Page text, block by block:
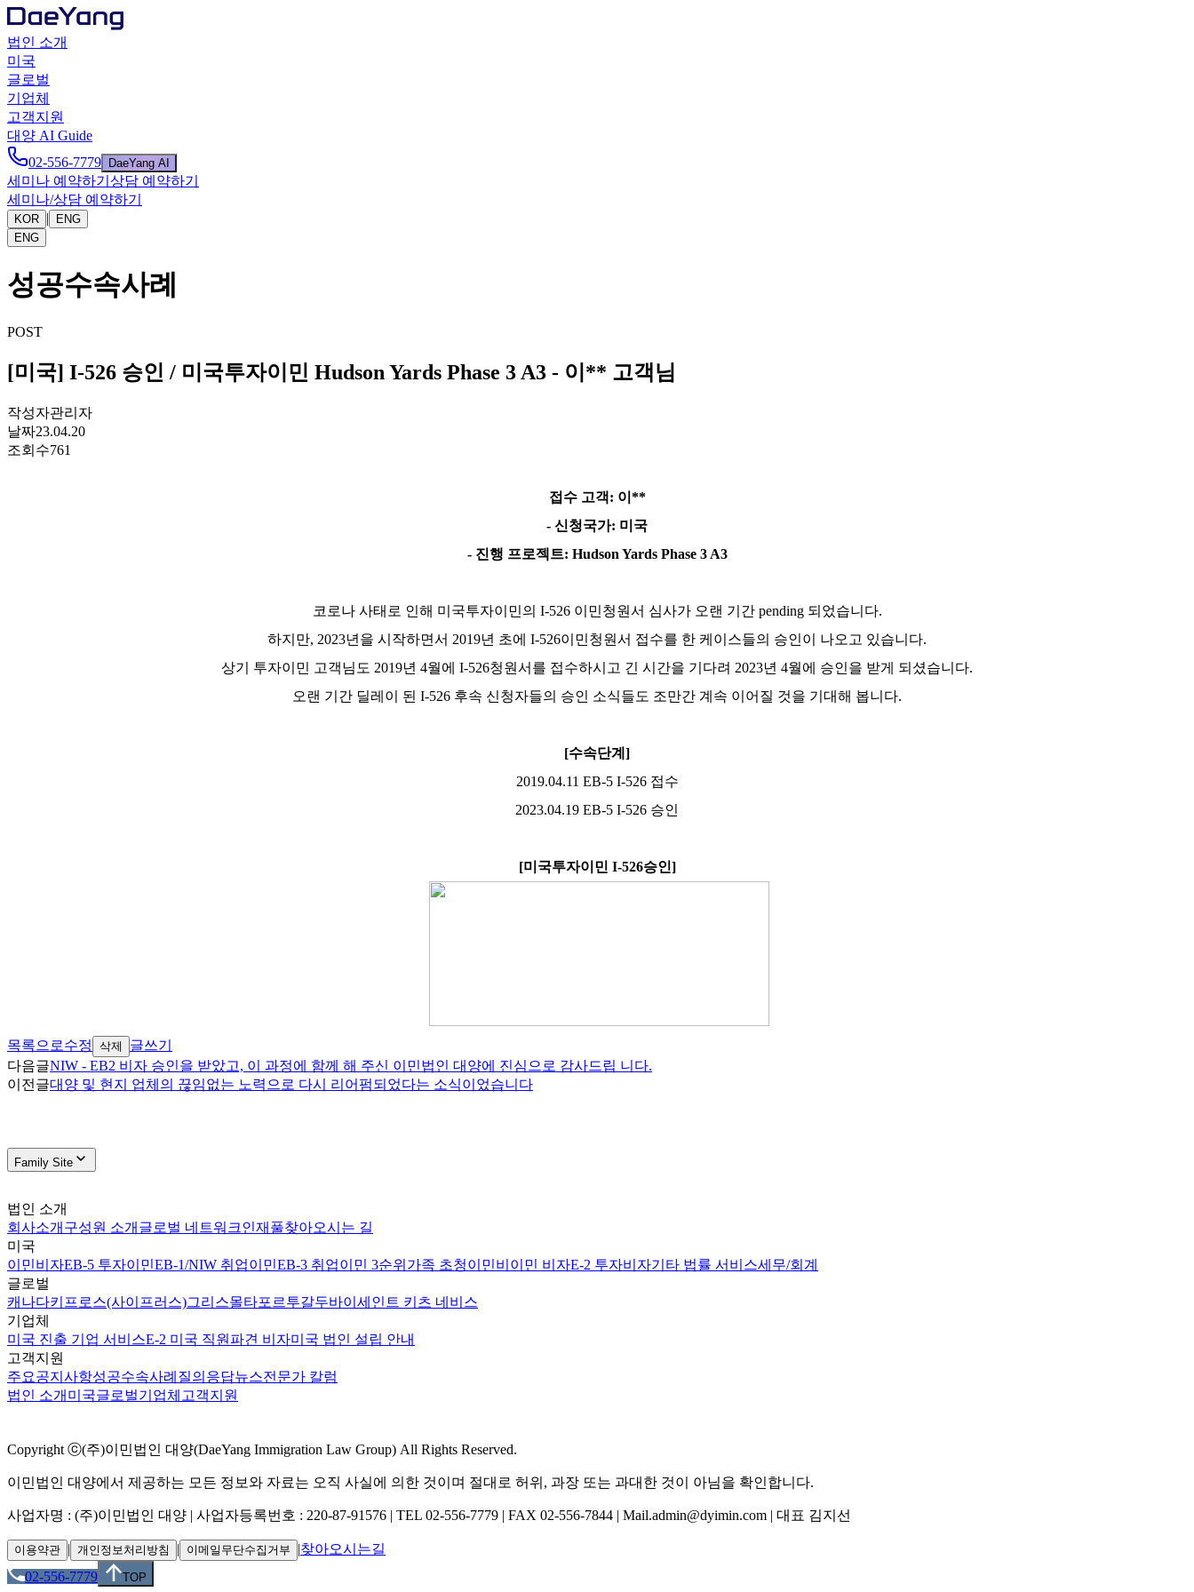
법인 소개
미국
글로벌
기업체
고객지원
대양 AI Guide
02-556-7779
DaeYang AI
세미나 예약하기 상담 예약하기
세미나/상담 예약하기
KOR |
ENG
ENG
성공수속사례
POST
[미국] I-526 승인 / 미국투자이민 Hudson Yards Phase 3 A3 - 이** 고객님
작성자관리자
날짜23.04.20
조회수761
접수 고객: 이 **
- 신청국가: 미국
- 진행 프로젝트: Hudson Yards Phase 3 A3
코로나 사태로 인해 미국투자이민의 I-526 이민청원서 심사가 오랜 기간pending 되었습니다.
하지만, 2023년을 시작하면서 2019년 초에 I-526이민청원서 접수를 한 케이스들의 승인이 나오고 있습니다.
상기 투자이민 고객님도 2019년 4월에 I-526청원서를 접수하시고 긴 시간을 기다려 2023년 4월에 승인을 받게 되셨습니다.
오랜 기간 딜레이 된 I-526 후속 신청자들의 승인 소식들도 조만간 계속 이어질 것을 기대해 봅니다.
[수속단계 ]
2019.04.11 EB-5 I-526 접수
2023.04.19 EB-5 I-526 승인
[미국투자이민 I-526승인]
목록으로수정 삭제
글쓰기
다음글NIW - EB2 비자 승인을 받았고, 이 과정에 함께 해 주신 이민법인 대양에 진심으로 감사드립 니다.
이전글대양 및 현지 업체의 끊임없는 노력으로 다시 리어펌되었다는 소식이었습니다
Family Site
법인 소개
회사소개 구성원 소개 글로벌 네트워크인재풀찾아오시는 길
미국
이민비자EB-5 투자이민EB-1/NIW 취업이민EB-3 취업이민 3순위 가족 초청이민비이민 비자E-2 투자비자기타 법률 서비스세무/회계
글로벌
캐나다키프로스(사이프러스)그리스몰타포르투갈두바이 세인트 키츠 네비스
기업체
미국 진출 기업 서비스E-2 미국 직원파견 비자미국 법인 설립 안내
고객지원
주요공지사항성공수속사례 질의응답뉴스전문가 칼럼
법인 소개 미국글로벌기업체 고객지원
Copyright ⓒ(주)이민법인 대양(DaeYang Immigration Law Group) All Rights Reserved.
이민법인 대양에서 제공하는 모든 정보와 자료는 오직 사실에 의한 것이며 절대로 허위, 과장 또는 과대한 것이 아님을 확인합니다.
사업자명 : (주)이민법인 대양 | 사업자등록번호 : 220-87-91576 | TEL 02-556-7779 | FAX 02-556-7844 | Mail.admin@dyimin.com | 대표 김지선
이용약관 | 개인정보처리방침 | 이메일무단수집거부 |찾아오시는길
02-556-7779
TOP